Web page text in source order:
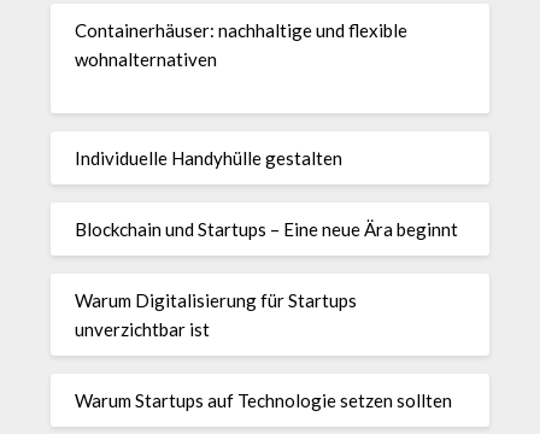
Containerhäuser: nachhaltige und flexible
wohnalternativen
Individuelle Handyhülle gestalten
Blockchain und Startups – Eine neue Ära beginnt
Warum Digitalisierung für Startups
unverzichtbar ist
Warum Startups auf Technologie setzen sollten